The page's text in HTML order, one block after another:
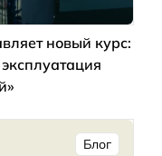
новый курс:
Блог